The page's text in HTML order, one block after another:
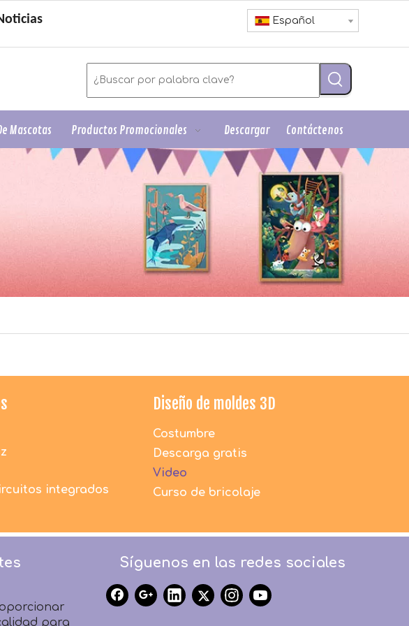
Español
Mascotas Productos Promocionales Descargar Contáctenos
integrados
Diseño de moldes 3D
Costumbre
Descarga gratis
Video
Curso de bricolaje
seguros
DACToys
el medio
embalaje son
de
ASTM
para
Síguenos en las redes sociales